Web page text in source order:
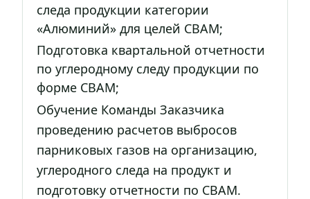
следа продукции категории
«Алюминий» для целей CBAM;
Подготовка квартальной отчетности
по углеродному следу продукции по
форме CBAM;
Обучение Команды Заказчика
проведению расчетов выбросов
парниковых газов на организацию,
углеродного следа на продукт и
подготовку отчетности по CBAM.